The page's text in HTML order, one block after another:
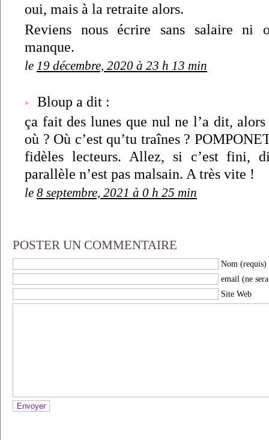
oui, mais à la retraite alors.
Reviens nous écrire sans salaire ni
manque.
le 19 décembre, 2020 à 23 h 13 min
Bloup a dit :
ça fait des lunes que nul ne l’a dit,
où ? Où c’est qu’tu traînes ?
fidèles lecteurs. Allez, si c’est fini,
parallèle n’est pas malsain. A très vite !
le 8 septembre, 2021 à 0 h 25 min
POSTER UN COMMENTAIRE
Nom (requis)
email (ne
Site Web